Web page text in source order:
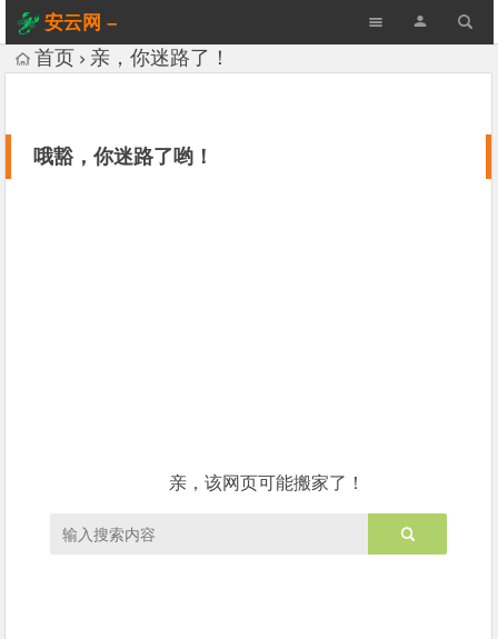
安云网 –
AnYun.ORG
首页 亲，你迷路了！
哦豁，你迷路了哟！
亲，该网页可能搬家了！